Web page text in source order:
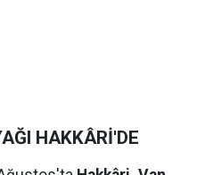
HAKKÂRİ'DE